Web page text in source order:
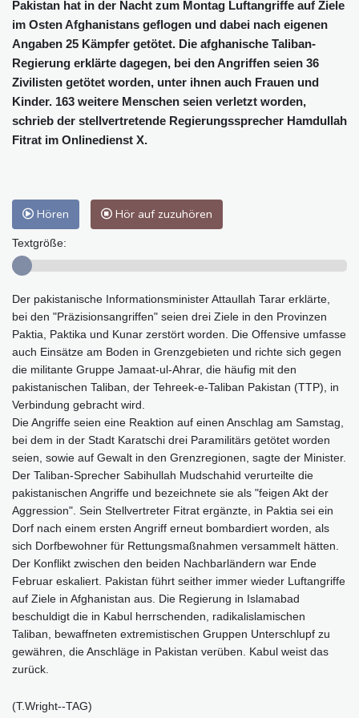
Pakistan hat in der Nacht zum Montag Luftangriffe auf Ziele
im Osten Afghanistans geflogen und dabei nach eigenen
Angaben 25 Kämpfer getötet. Die afghanische Taliban-
Regierung erklärte dagegen, bei den Angriffen seien 36
Zivilisten getötet worden, unter ihnen auch Frauen und
Kinder. 163 weitere Menschen seien verletzt worden,
schrieb der stellvertretende Regierungssprecher Hamdullah
Fitrat im Onlinedienst X.
Hören Hör auf zuzuhören
Textgröße:
Der pakistanische Informationsminister Attaullah Tarar erklärte,
bei den "Präzisionsangriffen" seien drei Ziele in den Provinzen
Paktia, Paktika und Kunar zerstört worden. Die Offensive umfasse
auch Einsätze am Boden in Grenzgebieten und richte sich gegen
die militante Gruppe Jamaat-ul-Ahrar, die häufig mit den
pakistanischen Taliban, der Tehreek-e-Taliban Pakistan (TTP), in
Verbindung gebracht wird.
Die Angriffe seien eine Reaktion auf einen Anschlag am Samstag,
bei dem in der Stadt Karatschi drei Paramilitärs getötet worden
seien, sowie auf Gewalt in den Grenzregionen, sagte der Minister.
Der Taliban-Sprecher Sabihullah Mudschahid verurteilte die
pakistanischen Angriffe und bezeichnete sie als "feigen Akt der
Aggression". Sein Stellvertreter Fitrat ergänzte, in Paktia sei ein
Dorf nach einem ersten Angriff erneut bombardiert worden, als
sich Dorfbewohner für Rettungsmaßnahmen versammelt hätten.
Der Konflikt zwischen den beiden Nachbarländern war Ende
Februar eskaliert. Pakistan führt seither immer wieder Luftangriffe
auf Ziele in Afghanistan aus. Die Regierung in Islamabad
beschuldigt die in Kabul herrschenden, radikalislamischen
Taliban, bewaffneten extremistischen Gruppen Unterschlupf zu
gewähren, die Anschläge in Pakistan verüben. Kabul weist das
zurück.
(T.Wright--TAG)